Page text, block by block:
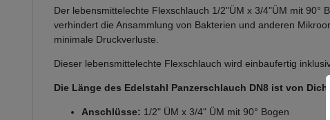
Der lebensmittelechte Flexschlauch 1/2"ÜM x 3/4"ÜM mit
verhindert die Ansammlung von Bakterien und anderen
minimale Druckverluste.
Dieser lebensmittelechte Flexschlauch wird einbaufertig
Die Länge des Edelstahl Panzerschlauch DN8 ist von
Anschlüsse: 1/2" ÜM x 3/4" ÜM mit 90° Bogen